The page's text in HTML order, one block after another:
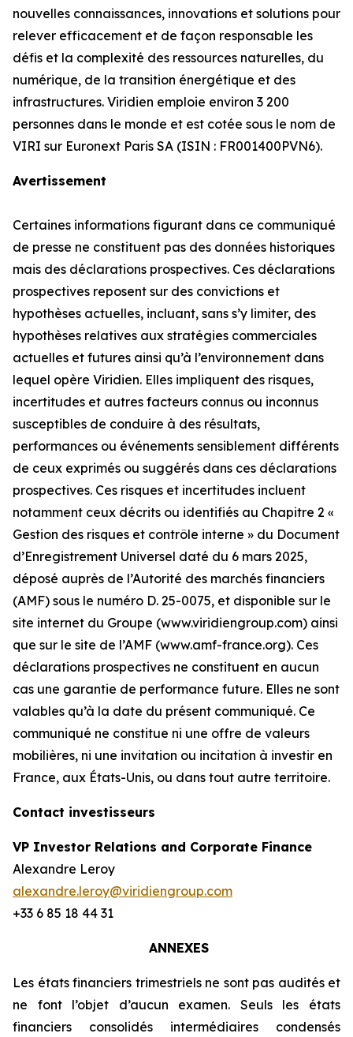
nouvelles connaissances, innovations et solutions pour
relever efficacement et de façon responsable les
défis et la complexité des ressources naturelles, du
numérique, de la transition énergétique et des
infrastructures. Viridien emploie environ 3 200
personnes dans le monde et est cotée sous le nom de
VIRI sur Euronext Paris SA (ISIN : FR001400PVN6).
Avertissement
Certaines informations figurant dans ce communiqué
de presse ne constituent pas des données historiques
mais des déclarations prospectives. Ces déclarations
prospectives reposent sur des convictions et
hypothèses actuelles, incluant, sans s’y limiter, des
hypothèses relatives aux stratégies commerciales
actuelles et futures ainsi qu’à l’environnement dans
lequel opère Viridien. Elles impliquent des risques,
incertitudes et autres facteurs connus ou inconnus
susceptibles de conduire à des résultats,
performances ou événements sensiblement différents
de ceux exprimés ou suggérés dans ces déclarations
prospectives. Ces risques et incertitudes incluent
notamment ceux décrits ou identifiés au Chapitre 2 «
Gestion des risques et contrôle interne » du Document
d’Enregistrement Universel daté du 6 mars 2025,
déposé auprès de l’Autorité des marchés financiers
(AMF) sous le numéro D. 25-0075, et disponible sur le
site internet du Groupe (www.viridiengroup.com) ainsi
que sur le site de l’AMF (www.amf-france.org). Ces
déclarations prospectives ne constituent en aucun
cas une garantie de performance future. Elles ne sont
valables qu’à la date du présent communiqué. Ce
communiqué ne constitue ni une offre de valeurs
mobilières, ni une invitation ou incitation à investir en
France, aux États-Unis, ou dans tout autre territoire.
Contact investisseurs
VP Investor Relations and Corporate Finance
Alexandre Leroy
alexandre.leroy@viridiengroup.com
+33 6 85 18 44 31
ANNEXES
Les états financiers trimestriels ne sont pas audités et
ne font l’objet d’aucun examen. Seuls les états
financiers consolidés intermédiaires condensés